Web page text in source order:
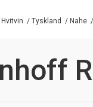
Hvitvin / Tyskland / Nahe /